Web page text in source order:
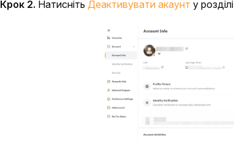
Крок 2. Натисніть Деактивувати акаунт у розділі